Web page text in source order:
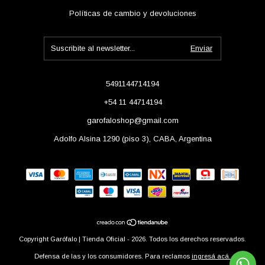
Políticas de cambio y devoluciones
5491144714194
+54 11 44714194
garofaloshop@gmail.com
Adolfo Alsina 1290 (piso 3), CABA, Argentina
Copyright Garófalo | Tienda Oficial - 2026. Todos los derechos reservados.
Defensa de las y los consumidores. Para reclamos ingresá acá.